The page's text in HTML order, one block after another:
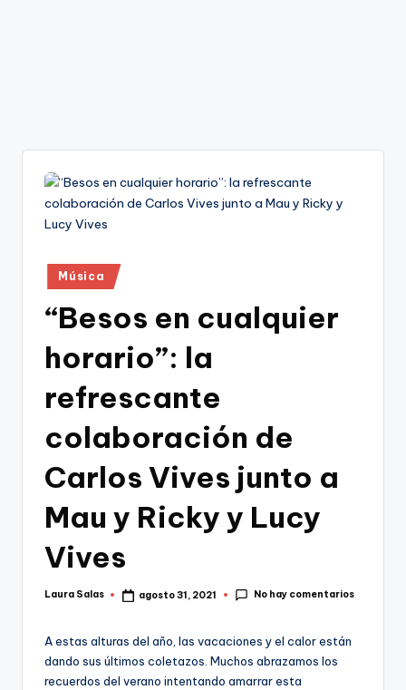
Publicado
en
Música
“Besos en cualquier
horario”: la
refrescante
colaboración de
Carlos Vives junto a
Mau y Ricky y Lucy
Vives
Publicado
Laura Salas agosto 31, 2021 No hay comentarios
A estas alturas del año, las vacaciones y el calor están
dando sus últimos coletazos. Muchos abrazamos los
recuerdos del verano intentando amarrar esta